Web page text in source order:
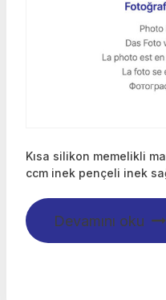
Kısa silikon memelikli
ccm inek pençeli inek
Devamını oku